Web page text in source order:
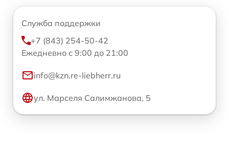
Служба поддержки
+7 (843) 254-50-42
Ежедневно с 9:00 до 21:00
info@kzn.re-liebherr.ru
ул. Марселя Салимжанова, 5